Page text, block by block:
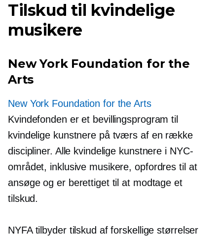
Tilskud til kvindelige
musikere
New York Foundation for the
Arts
New York Foundation for the Arts
Kvindefonden er et bevillingsprogram til
kvindelige kunstnere på tværs af en række
discipliner. Alle kvindelige kunstnere i NYC-
området, inklusive musikere, opfordres til at
ansøge og er berettiget til at modtage et
tilskud.
NYFA tilbyder tilskud af forskellige størrelser